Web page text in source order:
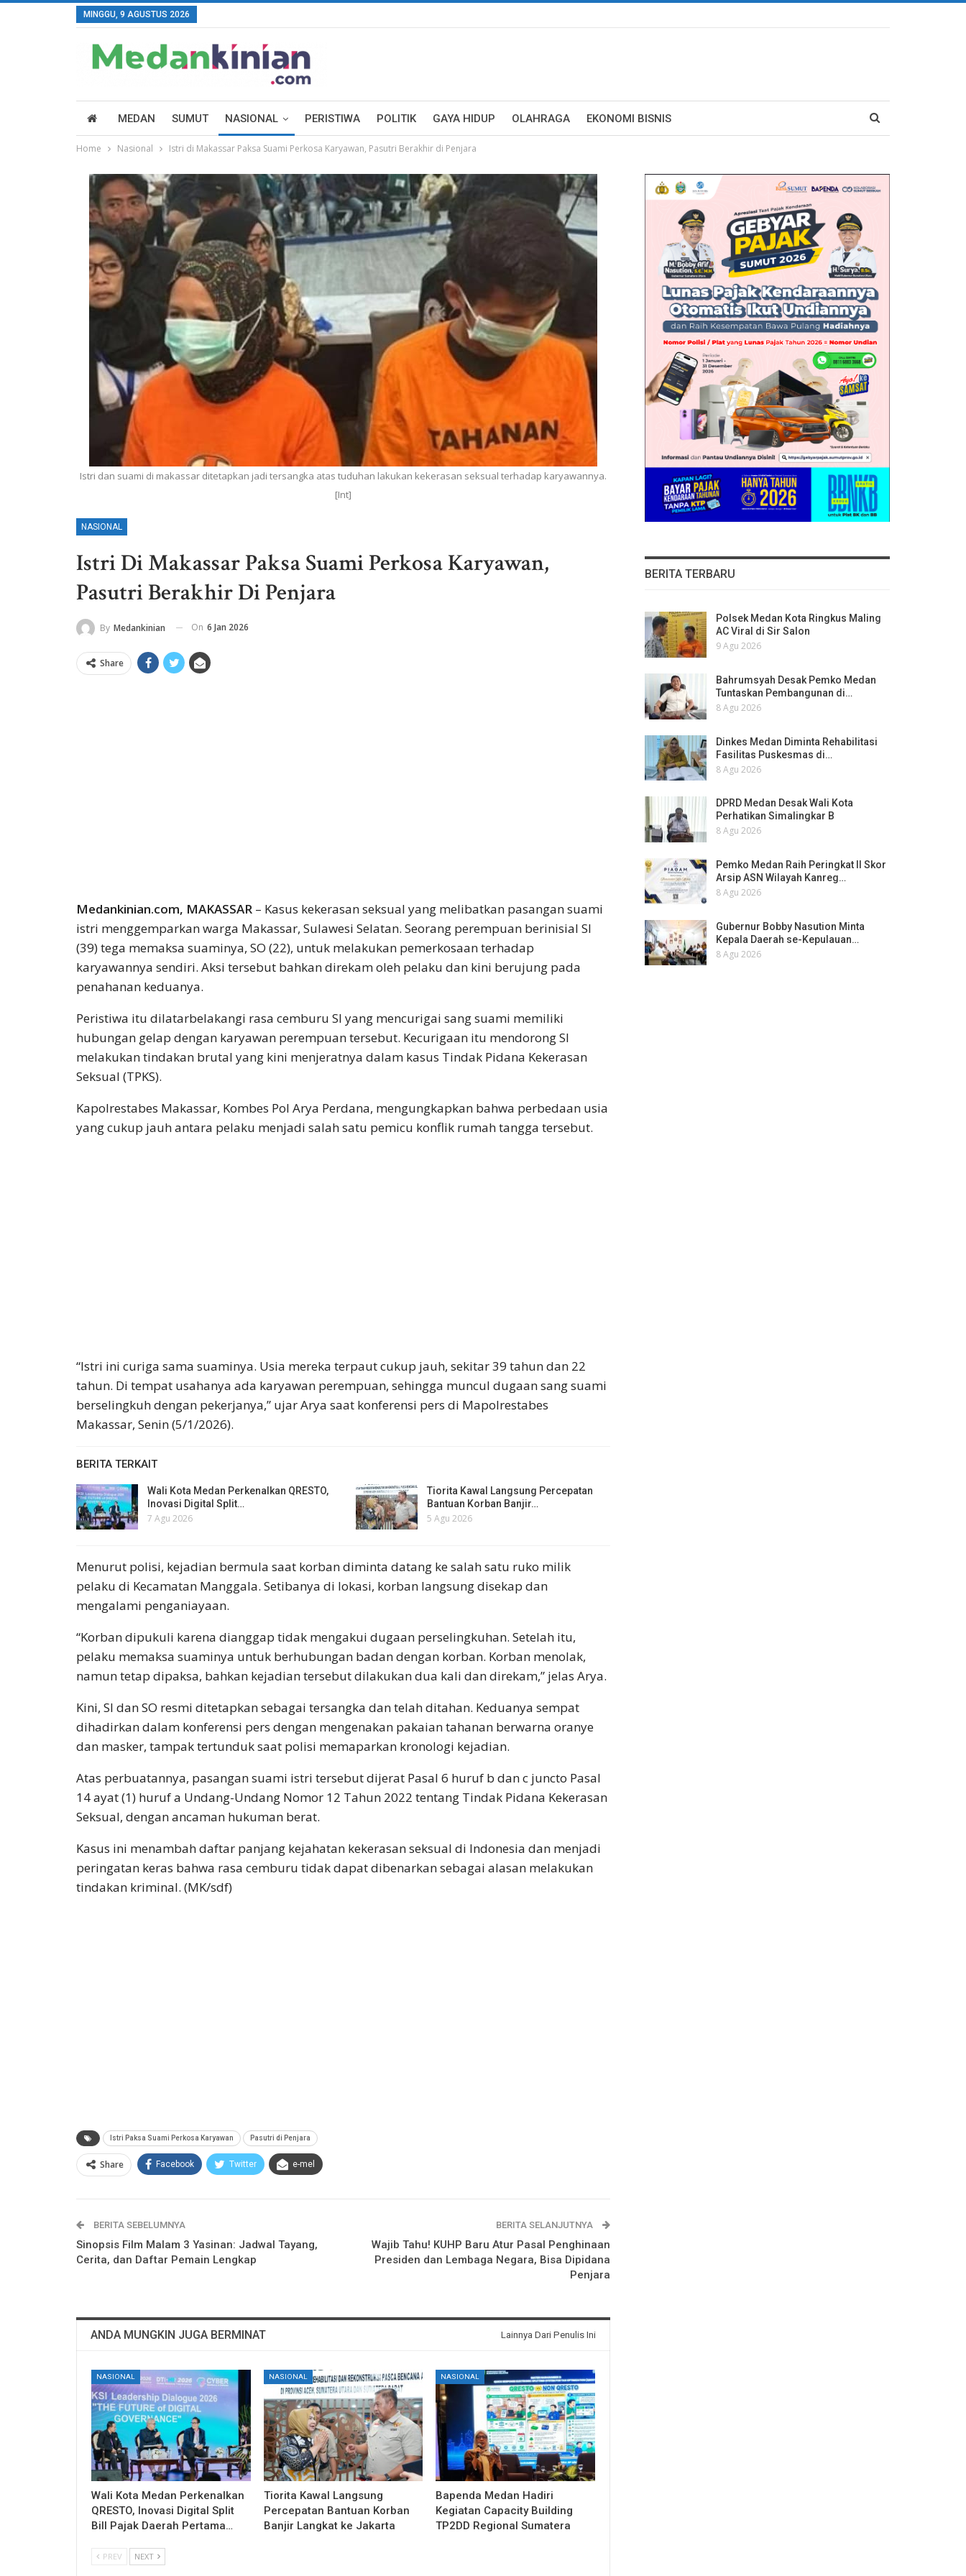
MINGGU, 9 AGUSTUS 2026
MEDAN SUMUT NASIONAL PERISTIWA POLITIK GAYA HIDUP OLAHRAGA EKONOMI BISNIS
Home Nasional Istri di Makassar Paksa Suami Perkosa Karyawan, Pasutri Berakhir di Penjara
Istri dan suami di makassar ditetapkan jadi tersangka atas tuduhan lakukan kekerasan seksual terhadap karyawannya.
[Int]
NASIONAL
Istri Di Makassar Paksa Suami Perkosa Karyawan,
Pasutri Berakhir Di Penjara
By Medankinian On 6 Jan 2026
Share
Medankinian.com, MAKASSAR – Kasus kekerasan seksual yang melibatkan pasangan suami
istri menggemparkan warga Makassar, Sulawesi Selatan. Seorang perempuan berinisial SI
(39) tega memaksa suaminya, SO (22), untuk melakukan pemerkosaan terhadap
karyawannya sendiri. Aksi tersebut bahkan direkam oleh pelaku dan kini berujung pada
penahanan keduanya.
Peristiwa itu dilatarbelakangi rasa cemburu SI yang mencurigai sang suami memiliki
hubungan gelap dengan karyawan perempuan tersebut. Kecurigaan itu mendorong SI
melakukan tindakan brutal yang kini menjeratnya dalam kasus Tindak Pidana Kekerasan
Seksual (TPKS).
Kapolrestabes Makassar, Kombes Pol Arya Perdana, mengungkapkan bahwa perbedaan usia
yang cukup jauh antara pelaku menjadi salah satu pemicu konflik rumah tangga tersebut.
“Istri ini curiga sama suaminya. Usia mereka terpaut cukup jauh, sekitar 39 tahun dan 22
tahun. Di tempat usahanya ada karyawan perempuan, sehingga muncul dugaan sang suami
berselingkuh dengan pekerjanya,” ujar Arya saat konferensi pers di Mapolrestabes
Makassar, Senin (5/1/2026).
BERITA TERKAIT
Wali Kota Medan Perkenalkan QRESTO,
Inovasi Digital Split…
7 Agu 2026
Tiorita Kawal Langsung Percepatan
Bantuan Korban Banjir…
5 Agu 2026
Menurut polisi, kejadian bermula saat korban diminta datang ke salah satu ruko milik
pelaku di Kecamatan Manggala. Setibanya di lokasi, korban langsung disekap dan
mengalami penganiayaan.
“Korban dipukuli karena dianggap tidak mengakui dugaan perselingkuhan. Setelah itu,
pelaku memaksa suaminya untuk berhubungan badan dengan korban. Korban menolak,
namun tetap dipaksa, bahkan kejadian tersebut dilakukan dua kali dan direkam,” jelas Arya.
Kini, SI dan SO resmi ditetapkan sebagai tersangka dan telah ditahan. Keduanya sempat
dihadirkan dalam konferensi pers dengan mengenakan pakaian tahanan berwarna oranye
dan masker, tampak tertunduk saat polisi memaparkan kronologi kejadian.
Atas perbuatannya, pasangan suami istri tersebut dijerat Pasal 6 huruf b dan c juncto Pasal
14 ayat (1) huruf a Undang-Undang Nomor 12 Tahun 2022 tentang Tindak Pidana Kekerasan
Seksual, dengan ancaman hukuman berat.
Kasus ini menambah daftar panjang kejahatan kekerasan seksual di Indonesia dan menjadi
peringatan keras bahwa rasa cemburu tidak dapat dibenarkan sebagai alasan melakukan
tindakan kriminal. (MK/sdf)
Istri Paksa Suami Perkosa Karyawan Pasutri di Penjara
Share Facebook Twitter e-mel
BERITA SEBELUMNYA
Sinopsis Film Malam 3 Yasinan: Jadwal Tayang,
Cerita, dan Daftar Pemain Lengkap
BERITA SELANJUTNYA
Wajib Tahu! KUHP Baru Atur Pasal Penghinaan
Presiden dan Lembaga Negara, Bisa Dipidana
Penjara
ANDA MUNGKIN JUGA BERMINAT Lainnya Dari Penulis Ini
NASIONAL
Wali Kota Medan Perkenalkan
QRESTO, Inovasi Digital Split
Bill Pajak Daerah Pertama…
NASIONAL
Tiorita Kawal Langsung
Percepatan Bantuan Korban
Banjir Langkat ke Jakarta
NASIONAL
Bapenda Medan Hadiri
Kegiatan Capacity Building
TP2DD Regional Sumatera
PREV NEXT
BERITA TERBARU
Polsek Medan Kota Ringkus Maling
AC Viral di Sir Salon
9 Agu 2026
Bahrumsyah Desak Pemko Medan
Tuntaskan Pembangunan di…
8 Agu 2026
Dinkes Medan Diminta Rehabilitasi
Fasilitas Puskesmas di…
8 Agu 2026
DPRD Medan Desak Wali Kota
Perhatikan Simalingkar B
8 Agu 2026
Pemko Medan Raih Peringkat II Skor
Arsip ASN Wilayah Kanreg…
8 Agu 2026
Gubernur Bobby Nasution Minta
Kepala Daerah se-Kepulauan…
8 Agu 2026